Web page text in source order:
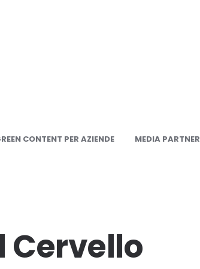
CONTENT PER AZIENDE
MEDIA PARTNER
Cervello